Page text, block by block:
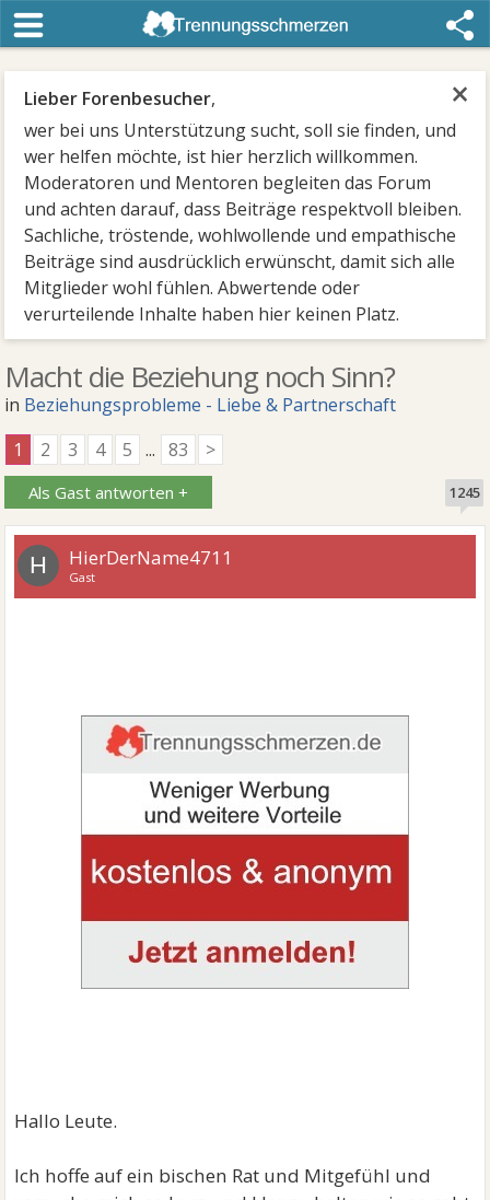
×
Lieber Forenbesucher,
wer bei uns Unterstützung sucht, soll sie finden, und
wer helfen möchte, ist hier herzlich willkommen.
Moderatoren und Mentoren begleiten das Forum
und achten darauf, dass Beiträge respektvoll bleiben.
Sachliche, tröstende, wohlwollende und empathische
Beiträge sind ausdrücklich erwünscht, damit sich alle
Mitglieder wohl fühlen. Abwertende oder
verurteilende Inhalte haben hier keinen Platz.
Macht die Beziehung noch Sinn?
in Beziehungsprobleme - Liebe & Partnerschaft
1
2 3 4 5 ... 83 >
Als Gast antworten + 1245
H HierDerName4711
Gast
Hallo Leute.
Ich hoffe auf ein bischen Rat und Mitgefühl und